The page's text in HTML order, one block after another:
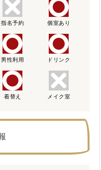
指名予約 個室あり
男性利用 ドリンク
着替え メイク室